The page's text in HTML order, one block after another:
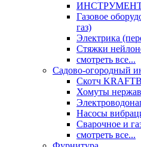
ИНСТРУМЕНТ
Газовое
газ)
Электрика
Стяжки
смотреть все...
Садово-огородный
Скотч
Хомуты
Насосы
Сварочное и
смотреть все...